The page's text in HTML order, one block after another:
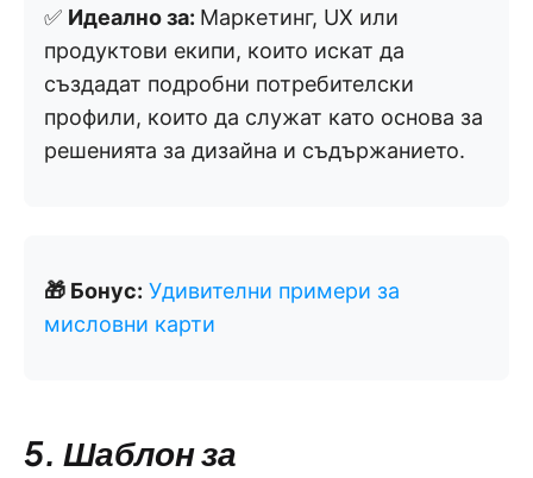
✅ Идеално за: Маркетинг, UX или
продуктови екипи, които искат да
създадат подробни потребителски
профили, които да служат като основа за
решенията за дизайна и съдържанието.
🎁 Бонус: Удивителни примери за
мисловни карти
5. Шаблон за